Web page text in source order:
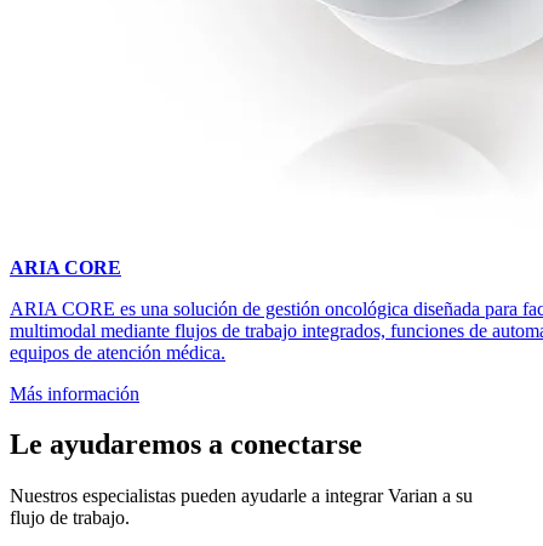
ARIA CORE
ARIA CORE es una solución de gestión oncológica diseñada para
multimodal mediante flujos de trabajo integrados, funciones de
equipos de atención médica.
Más información
Le ayudaremos a conectarse
Nuestros especialistas pueden ayudarle a integrar Varian a su
flujo de trabajo.